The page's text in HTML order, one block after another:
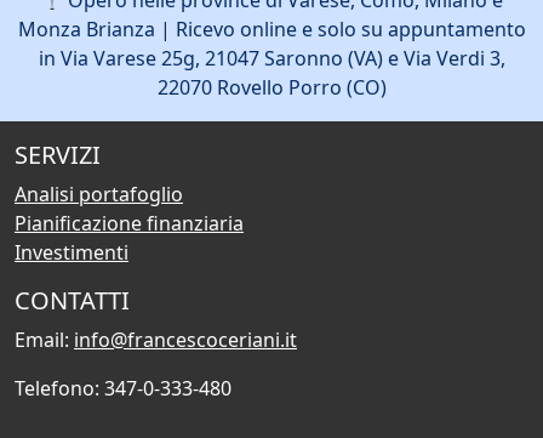
Monza Brianza | Ricevo online e solo su appuntamento
in Via Varese 25g, 21047 Saronno (VA) e Via Verdi 3,
22070 Rovello Porro (CO)
SERVIZI
Analisi portafoglio
Pianificazione finanziaria
Investimenti
CONTATTI
Email: info@francescoceriani.it
Telefono: 347-0-333-480